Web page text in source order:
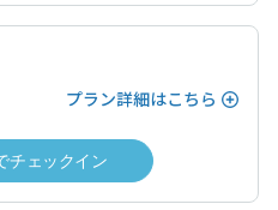
プラン詳細はこちら
チェックイン